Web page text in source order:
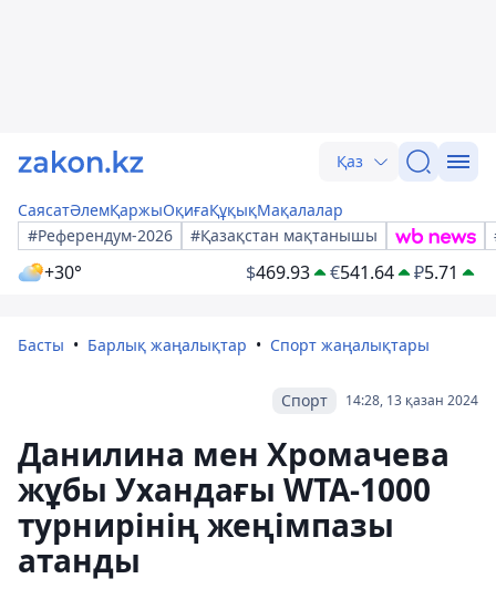
Қаз
СаясатӘлемҚаржыОқиғаҚұқықМақалалар
#Референдум-2026
#Қазақстан мақтанышы
+30° $469.93 €541.64 ₽5.71
Басты Барлық жаңалықтар Спорт жаңалықтары
14:28, 13 қазан 2024
Спорт
Данилина мен Хромачева
жұбы Ухандағы WTA-1000
турнирінің жеңімпазы
атанды